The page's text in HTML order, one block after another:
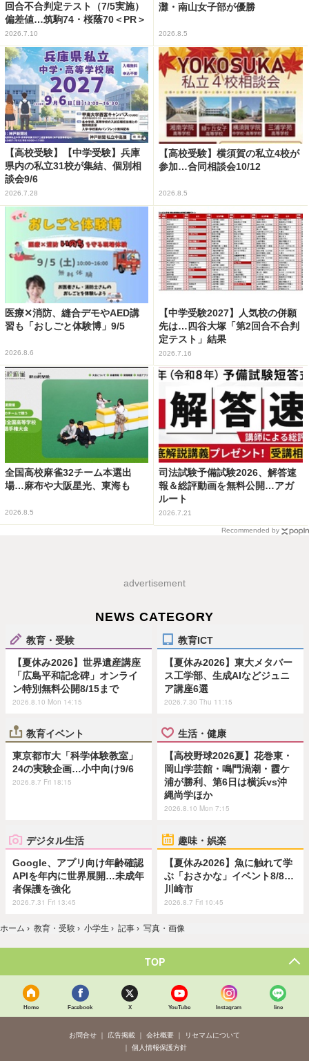
回合不合判定テスト（7/5実施）
偏差値…筑駒74・桜蔭70＜PR＞
2026.7.10
灘・南山女子部が優勝
2026.8.5
【高校受験】【中学受験】兵庫
県内の私立31校が集結、個別相
談会9/6
2026.7.28
【高校受験】横須賀の私立4校が
参加…合同相談会10/12
2026.8.5
医療✕消防、縫合デモやAED講
習も「おしごと体験博」9/5
2026.8.6
【中学受験2027】人気校の併願
先は…四谷大塚「第2回合不合判
定テスト」結果
2026.7.16
全国高校麻雀32チーム本選出
場…麻布や大阪星光、東海も
2026.8.5
司法試験予備試験2026、解答速
報＆総評動画を無料公開…アガ
ルート
2026.7.21
Recommended by
advertisement
NEWS CATEGORY
教育・受験
【夏休み2026】世界遺産講座
「広島平和記念碑」オンライ
ン特別無料公開8/15まで
2026.8.10 Mon 14:15
教育ICT
【夏休み2026】東大メタバー
ス工学部、生成AIなどジュニ
ア講座6選
2026.7.30 Thu 11:15
教育イベント
東京都市大「科学体験教室」
24の実験企画…小中向け9/6
2026.8.7 Fri 18:15
生活・健康
【高校野球2026夏】花巻東・
岡山学芸館・鳴門渦潮・霞ケ
浦が勝利、第6日は横浜vs沖
縄尚学ほか
2026.8.10 Mon 7:15
デジタル生活
Google、アプリ向け年齢確認
APIを年内に世界展開…未成年
者保護を強化
2026.7.31 Fri 13:45
趣味・娯楽
【夏休み2026】魚に触れて学
ぶ「おさかな」イベント8/8…
川崎市
2026.8.7 Fri 10:45
ホーム › 教育・受験 › 小学生 › 記事 › 写真・画像
TOP
Home Facebook X YouTube Instagram line
お問合せ 広告掲載 会社概要
リセマムについて
個人情報保護方針